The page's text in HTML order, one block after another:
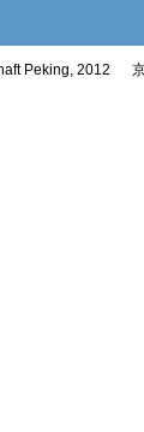
Peking, 2012